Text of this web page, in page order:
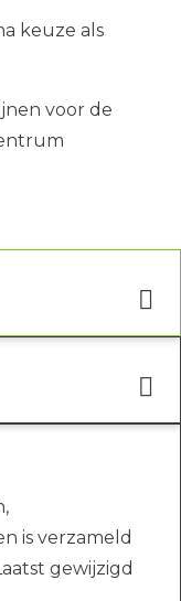
keuze als
voor de
is verzameld
gewijzigd